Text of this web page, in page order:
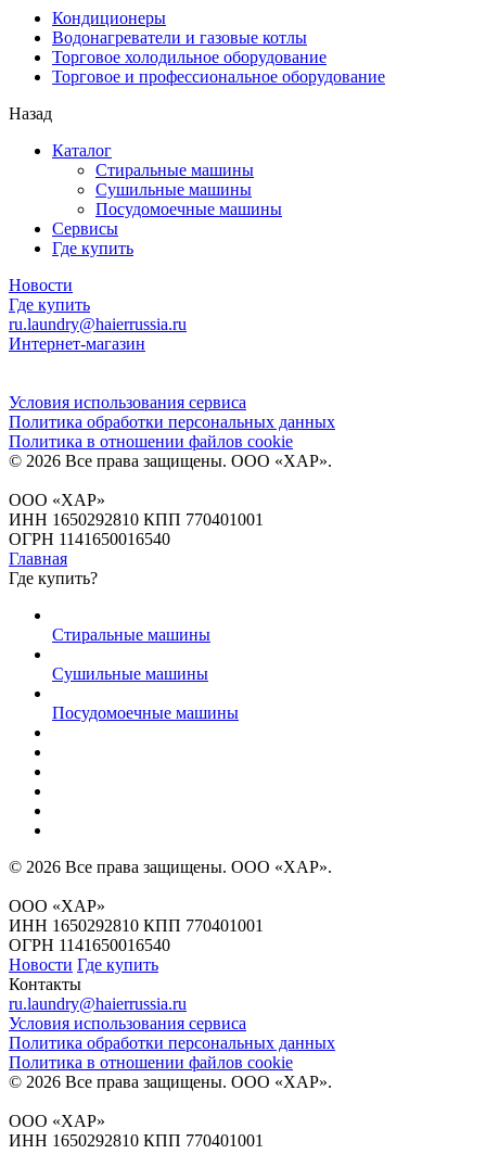
Кондиционеры
Водонагреватели и газовые котлы
Торговое холодильное оборудование
Торговое и профессиональное оборудование
Назад
Каталог
Стиральные машины
Сушильные машины
Посудомоечные машины
Сервисы
Где купить
Новости
Где купить
ru.laundry@haierrussia.ru
Интернет-магазин
Условия использования сервиса
Политика обработки персональных данных
Политика в отношении файлов сookie
© 2026 Все права защищены. ООО «ХАР».
ООО «ХАР»
ИНН 1650292810 КПП 770401001
ОГРН 1141650016540
Главная
Где купить?
Стиральные машины
Сушильные машины
Посудомоечные машины
© 2026 Все права защищены. ООО «ХАР».
ООО «ХАР»
ИНН 1650292810 КПП 770401001
ОГРН 1141650016540
Новости Где купить
Контакты
ru.laundry@haierrussia.ru
Условия использования сервиса
Политика обработки персональных данных
Политика в отношении файлов сookie
© 2026 Все права защищены. ООО «ХАР».
ООО «ХАР»
ИНН 1650292810 КПП 770401001